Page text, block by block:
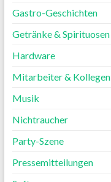
Gastro-Geschichten
Getränke & Spirituosen
Hardware
Mitarbeiter & Kollegen
Musik
Nichtraucher
Party-Szene
Pressemitteilungen